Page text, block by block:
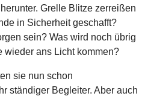
Grelle Blitze zerreißen
in Sicherheit geschafft?
sein? Was wird noch übrig
wieder ans Licht kommen?
sie nun schon
ständiger Begleiter. Aber auch